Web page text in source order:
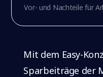
Vor- und Nachteile für
Mit dem Easy-
Sparbeiträge der